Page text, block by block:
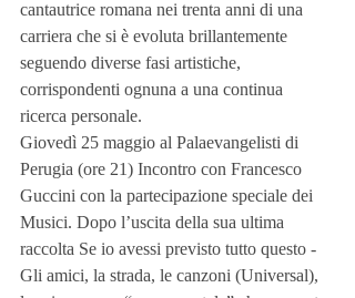
cantautrice romana nei trenta anni di una
carriera che si è evoluta brillantemente
seguendo diverse fasi artistiche,
corrispondenti ognuna a una continua
ricerca personale.
Giovedì 25 maggio al Palaevangelisti di
Perugia (ore 21) Incontro con Francesco
Guccini con la partecipazione speciale dei
Musici. Dopo l’uscita della sua ultima
raccolta Se io avessi previsto tutto questo -
Gli amici, la strada, le canzoni (Universal),